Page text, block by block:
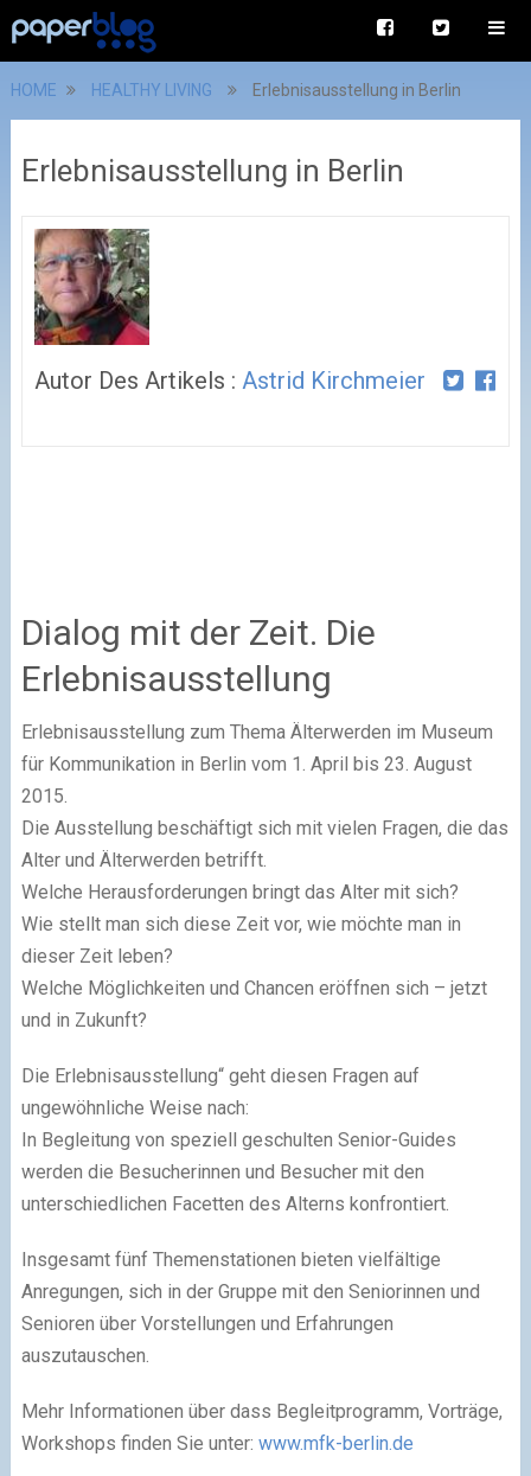
HOME HEALTHY LIVING Erlebnisausstellung in Berlin
Erlebnisausstellung in Berlin
Autor Des Artikels : Astrid Kirchmeier
Dialog mit der Zeit. Die
Erlebnisausstellung
Erlebnisausstellung zum Thema Älterwerden im Museum
für Kommunikation in Berlin vom 1. April bis 23. August
2015.
Die Ausstellung beschäftigt sich mit vielen Fragen, die das
Alter und Älterwerden betrifft.
Welche Herausforderungen bringt das Alter mit sich?
Wie stellt man sich diese Zeit vor, wie möchte man in
dieser Zeit leben?
Welche Möglichkeiten und Chancen eröffnen sich – jetzt
und in Zukunft?
Die Erlebnisausstellung“ geht diesen Fragen auf
ungewöhnliche Weise nach:
In Begleitung von speziell geschulten Senior-Guides
werden die Besucherinnen und Besucher mit den
unterschiedlichen Facetten des Alterns konfrontiert.
Insgesamt fünf Themenstationen bieten vielfältige
Anregungen, sich in der Gruppe mit den Seniorinnen und
Senioren über Vorstellungen und Erfahrungen
auszutauschen.
Mehr Informationen über dass Begleitprogramm, Vorträge,
Workshops finden Sie unter: www.mfk-berlin.de